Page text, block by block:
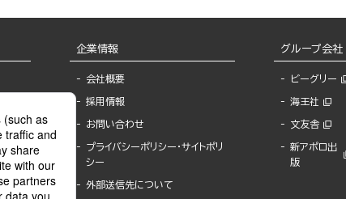
ー
ウ
企業情報
会社概要
採用情報
お問い合わせ
プライバシーポリシー・サイトポリ
シー
外部送信先について
グループ会社
ビーグリー
海王社
文友舎
新アポロ出
版